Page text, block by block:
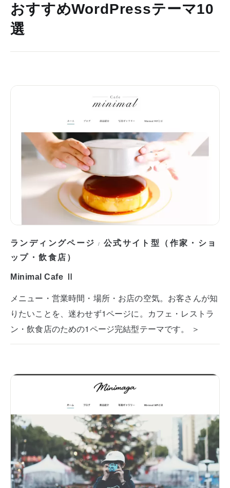
おすすめWordPressテーマ10
選
ランディングページ / 公式サイト型（作家・ショ
ップ・飲食店）
Minimal Cafe Ⅱ
メニュー・営業時間・場所・お店の空気。お客さんが知
りたいことを、迷わせず1ページに。カフェ・レストラ
ン・飲食店のための1ページ完結型テーマです。 ＞